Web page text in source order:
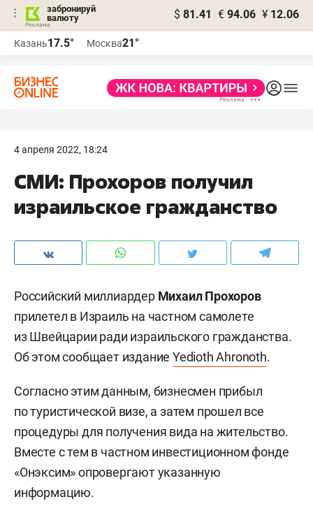
забронируй
валюту
$ 81.41 € 94.06 ¥ 12.06
Казань17.5° Москва21°
4 апреля 2022, 18:24
СМИ: Прохоров получил
израильское гражданство
Российский миллиардерМихаил Прохоров
прилетел в Израиль на частном самолете
из Швейцарии ради израильского гражданства.
Об этом сообщает изданиеYedioth Ahronoth.
Согласно этим данным, бизнесмен прибыл
по туристической визе, а затем прошел все
процедуры для получения вида на жительство.
Вместе с тем в частном инвестиционном фонде
«Онэксим» опровергают указанную
информацию.